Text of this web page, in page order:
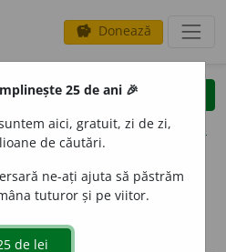
savings Donează
clear
opțiuni
definiții (26)
declinări
25 de ani 🎉
aici, gratuit, zi de zi,
de căutări.
ne-ați ajuta să păstrăm
tuturor și pe viitor.